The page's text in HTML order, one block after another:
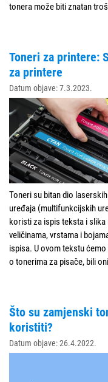
tonera može biti znatan
Toneri za printere:
za printere
Datum objave: 7.3.2023.
Toneri su bitan dio
uređaja (multifunkcijskih
koristi za ispis teksta i
veličinama, vrstama i
ispisa. U ovom tekstu
o tonerima za pisače, bili
Što su zamjenski
koristiti?
Datum objave: 26.4.2022.